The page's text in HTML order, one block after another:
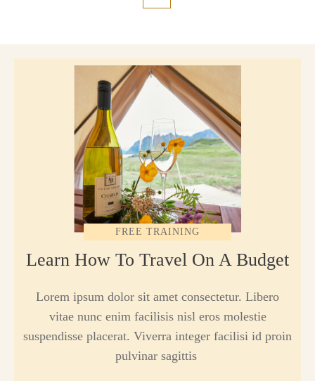
FREE TRAINING
Learn How To Travel On A Budget
Lorem ipsum dolor sit amet consectetur. Libero
vitae nunc enim facilisis nisl eros molestie
suspendisse placerat. Viverra integer facilisi id proin
pulvinar sagittis